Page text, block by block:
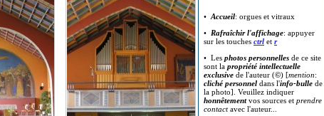
• Accueil: orgues et vitraux
• Rafraîchir l'affichage: appuyer
sur les touches ctrl et r
• Les photos personnelles de ce site
sont la propriété intellectuelle
exclusive de l'auteur (©) [mention:
cliché personnel dans l'info-bulle de
la photo]. Veuillez indiquer
honnêtementvos sources et prendre
contactavec l'auteur...